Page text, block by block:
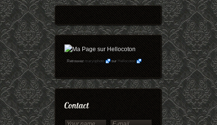
Retrouvezmaryophoto surHellocoton